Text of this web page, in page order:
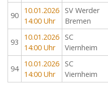
90
10.01.2026
14:00 Uhr
SV Werder
Bremen
93
10.01.2026
14:00 Uhr
SC
Viernheim
94
10.01.2026
14:00 Uhr
SC
Viernheim